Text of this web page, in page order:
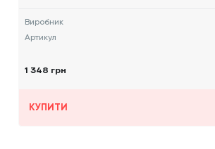
Виробник
Артикул
1 348 грн
КУПИТИ